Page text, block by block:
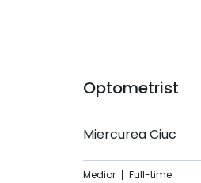
Optometrist
Miercurea Ciuc
Medior
Full-time